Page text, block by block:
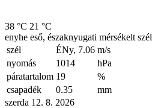
38 °C 21 °C
enyhe eső, északnyugati mérsékelt szél
szél
ÉNy, 7.06 m/s
nyomás
1014
hPa
páratartalom 19
%
csapadék
0.35
mm
szerda 12. 8. 2026